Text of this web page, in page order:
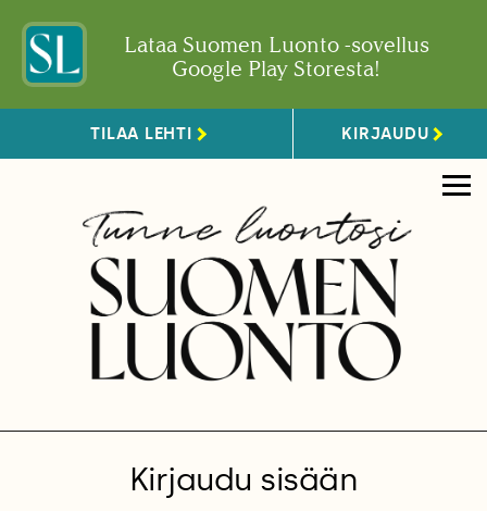
Lataa Suomen Luonto -sovellus
Google Play Storesta!
TILAA LEHTI KIRJAUDU
Kirjaudu sisään